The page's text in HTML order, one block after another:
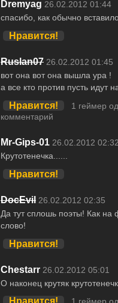
Dremyag 26.02.2012 01:44
спасибо, как обычно
Нравится!
Ruslan07 26.02.2012 01:45
вот она вот она вышла ура !
а все кто против пусть идут
Нравится!
1 геймер
комментарий
Mr-Gips-01 26.02.2012 02:32
Крутотенечка......
Нравится!
DocEvil 26.02.2012 02:35
Да тут сплошь поэты! Как на
слово!
Нравится!
Chestarr 26.02.2012 05:01
О наконец крутяк